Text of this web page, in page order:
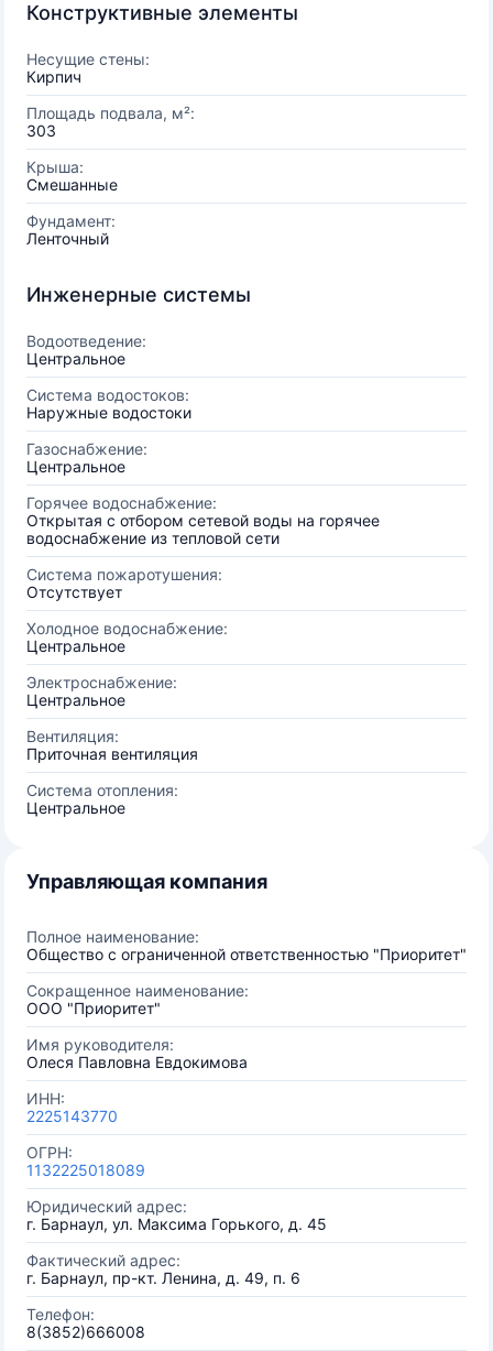
Конструктивные элементы
Несущие стены:
Кирпич
Площадь подвала, м²:
303
Крыша:
Смешанные
Фундамент:
Ленточный
Инженерные системы
Водоотведение:
Центральное
Система водостоков:
Наружные водостоки
Газоснабжение:
Центральное
Горячее водоснабжение:
Открытая с отбором сетевой воды на горячее
водоснабжение из тепловой сети
Система пожаротушения:
Отсутствует
Холодное водоснабжение:
Центральное
Электроснабжение:
Центральное
Вентиляция:
Приточная вентиляция
Система отопления:
Центральное
Управляющая компания
Полное наименование:
Общество с ограниченной ответственностью "Приоритет"
Сокращенное наименование:
ООО "Приоритет"
Имя руководителя:
Олеся Павловна Евдокимова
ИНН:
2225143770
ОГРН:
1132225018089
Юридический адрес:
г. Барнаул, ул. Максима Горького, д. 45
Фактический адрес:
г. Барнаул, пр-кт. Ленина, д. 49, п. 6
Телефон:
8(3852)666008